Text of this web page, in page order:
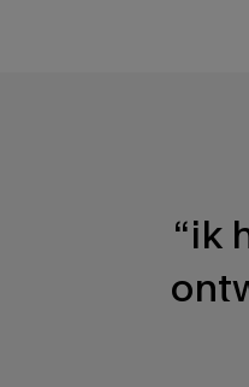
“ik